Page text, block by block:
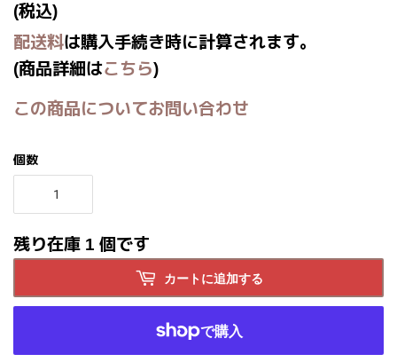
(税込)
配送料は購入手続き時に計算されます。
(商品詳細はこちら)
この商品についてお問い合わせ
個数
残り在庫 1 個です
カートに追加する